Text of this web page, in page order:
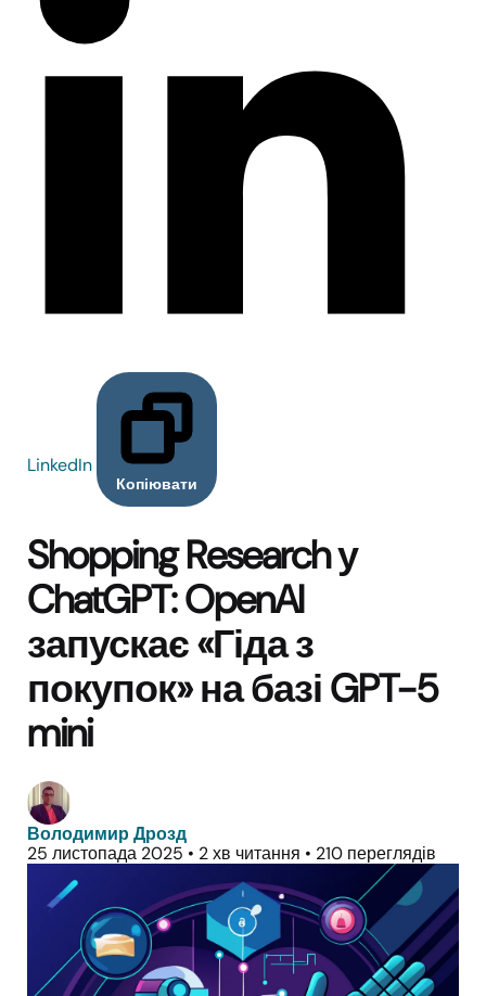
LinkedIn
Копіювати
Shopping Research у
ChatGPT: OpenAI
запускає «Гіда з
покупок» на базі GPT-5
mini
Володимир Дрозд
25 листопада 2025 • 2 хв читання • 210 переглядів